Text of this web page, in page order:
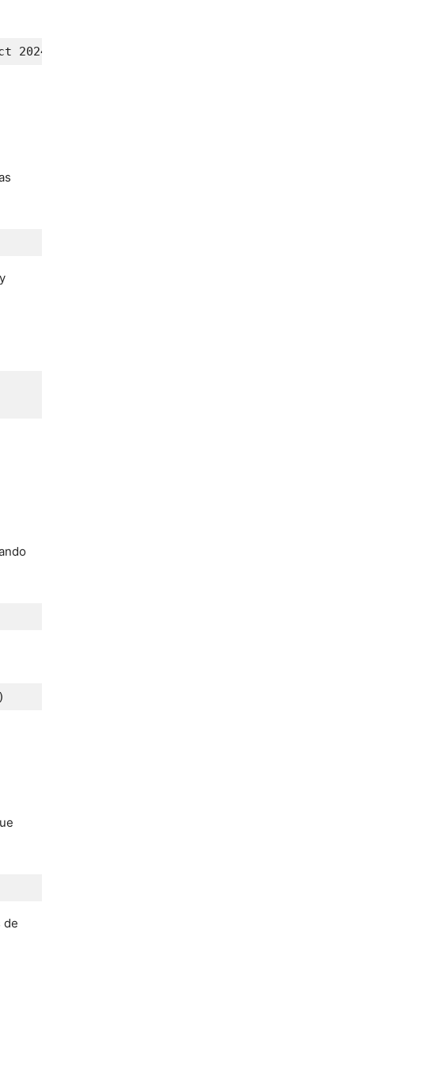
10:24:00 AM EDT
de